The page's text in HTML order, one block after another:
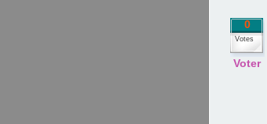
0
Votes
Voter